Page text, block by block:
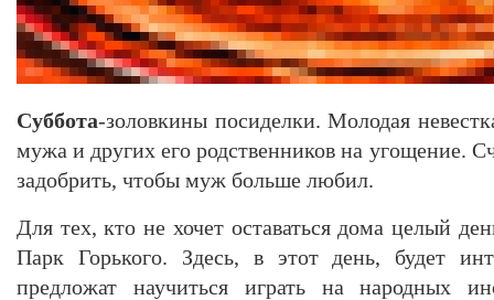
Суббота-золовкины посиделки. Молодая
мужа и других его родственников на угощение.
задобрить, чтобы муж больше любил.
Для тех, кто не хочет оставаться дома целый
Парк Горького. Здесь, в этот день, будет
предложат научиться играть на народных